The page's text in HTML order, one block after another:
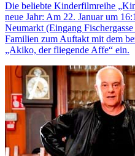
Die beliebte Kinderfilmreihe
neue Jahr: Am 22. Januar um
Neumarkt (Eingang
Familien zum Auftakt mit dem
„Akiko, der fliegende Affe“ ein.